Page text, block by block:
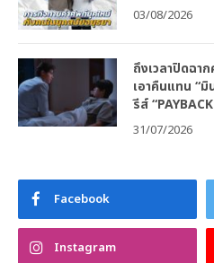
03/08/2026
ถึงเวลาปิดฉา
เอาคืนแทน “มิ
รีส์
31/07/2026
Facebook
Instagram